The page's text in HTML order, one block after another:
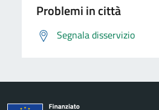
Problemi in città
Segnala disservizio